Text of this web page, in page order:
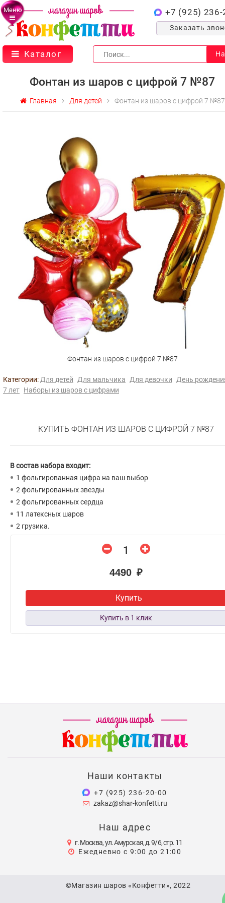
Меню +7 (925) 236-
Заказать
Каталог
Фонтан из шаров с цифрой 7 №87
Главная Для детей Фонтан из шаров с цифрой 7 №87
Фонтан из шаров с цифрой 7 №87
Категории: Для детей Для мальчика Для девочки
День
7 лет Наборы из шаров с цифрами
КУПИТЬ ФОНТАН ИЗ ШАРОВ С ЦИФРОЙ 7 №87
В состав набора входит:
1 фольгированная цифра на ваш выбор
2 фольгированных звезды
2 фольгированных сердца
11 латексных шаров
2 грузика.
4490 ₽
Купить
Наши контакты
+7 (925) 236-20-00
zakaz@shar-konfetti.ru
Наш адрес
г. Москва, ул. Амурская, д. 9/6, стр. 11
Ежедневно с 9:00 до 21:00
©Магазин шаров «Конфетти», 2022